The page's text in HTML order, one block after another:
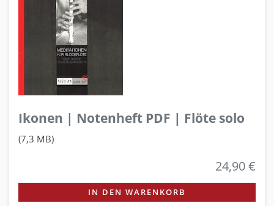
Ikonen | Notenheft PDF | Flöte solo
(7,3 MB)
24,90 €
IN DEN WARENKORB